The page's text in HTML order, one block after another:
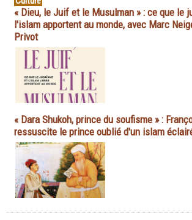
« Dieu, le Juif et le Musulman » : ce que le
l'islam apportent au monde, avec Marc
Privot
« Dara Shukoh, prince du soufisme » :
ressuscite le prince oublié d'un islam